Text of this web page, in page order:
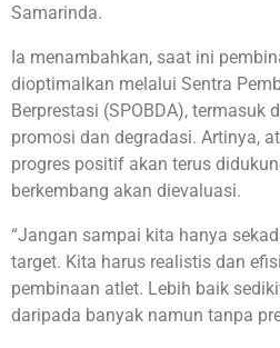
Samarinda.
Ia menambahkan, saat ini
dioptimalkan melalui Sentra
Berprestasi (SPOBDA), termasuk
promosi dan degradasi. Artinya,
progres positif akan terus
berkembang akan dievaluasi.
“Jangan sampai kita hanya
target. Kita harus realistis dan
pembinaan atlet. Lebih baik
daripada banyak namun tanpa